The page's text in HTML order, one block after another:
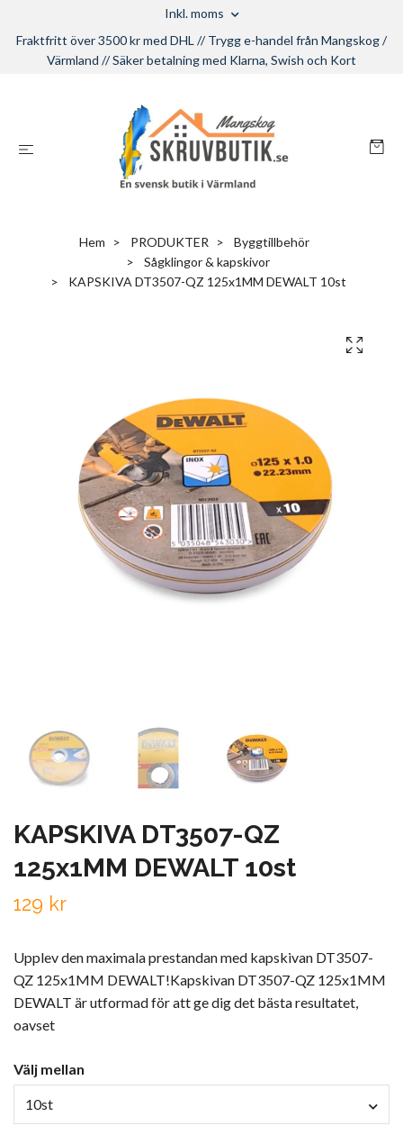
Inkl. moms
Fraktfritt över 3500 kr med DHL // Trygg e-handel från Mangskog /
Värmland // Säker betalning med Klarna, Swish och Kort
Hem PRODUKTER
Byggtillbehör
Sågklingor & kapskivor
KAPSKIVA DT3507-QZ 125x1MM DEWALT 10st
KAPSKIVA DT3507-QZ
125x1MM DEWALT 10st
129 kr
Upplev den maximala prestandan med kapskivan DT3507-
QZ 125x1MM DEWALT!Kapskivan DT3507-QZ 125x1MM
DEWALT är utformad för att ge dig det bästa resultatet,
oavset
Välj mellan
10st